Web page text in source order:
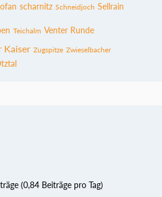
scharnitz Schneidjoch Sellrain
Teichalm Venter Runde
Kaiser Zugspitze Zwieselbacher
(0,84 Beiträge pro Tag)